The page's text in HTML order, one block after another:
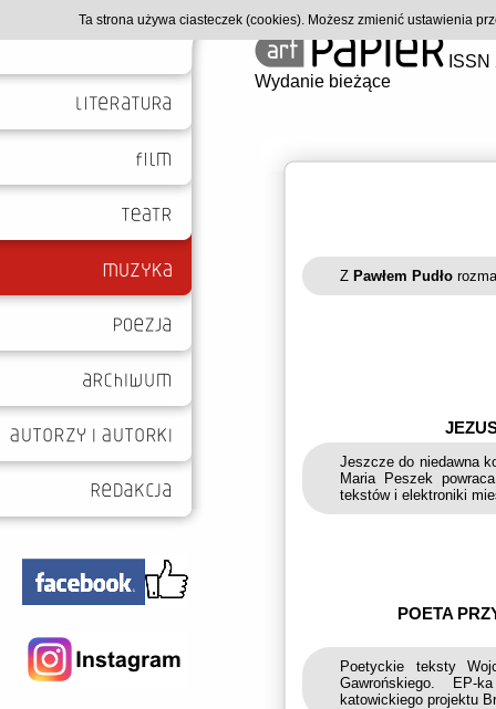
Wydanie bieżące
Z Pawłem Pudło
Jeszcze do niedawna
Maria Peszek
tekstów i elektroniki
POETA
Poetyckie teksty
Gawrońskiego. EP-
katowickiego projektu
Ta strona używa ciasteczek (cookies). Możesz zmienić ustawienia